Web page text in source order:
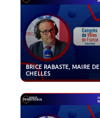
BRICE RABASTE, MAIRE DE
CHELLES